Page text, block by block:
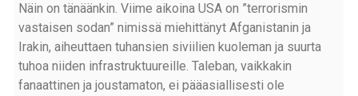
Näin on tänäänkin. Viime aikoina USA on ”terrorismin
vastaisen sodan” nimissä miehittänyt Afganistanin ja
Irakin, aiheuttaen tuhansien siviilien kuoleman ja suurta
tuhoa niiden infrastruktuureille. Taleban, vaikkakin
fanaattinen ja joustamaton, ei pääasiallisesti ole